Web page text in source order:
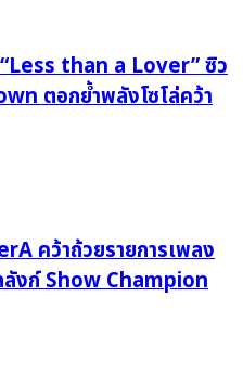
than a Lover” ซิว
ตอกย้ำพลังโซโล่คว้า
คว้าถ้วยรายการเพลง
งก์ Show Champion